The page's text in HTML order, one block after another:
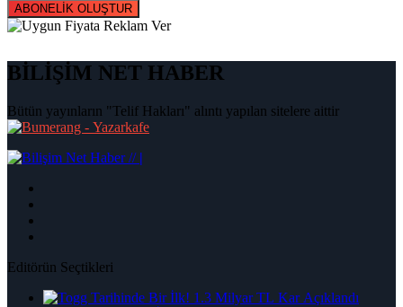
ABONELİK OLUŞTUR
BİLİŞİM NET HABER
Bütün yayınların "Telif Hakları" alıntı yapılan sitelere aittir
|
Editörün Seçtikleri